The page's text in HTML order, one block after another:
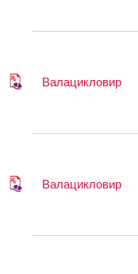
Валацикловир
Валацикловир